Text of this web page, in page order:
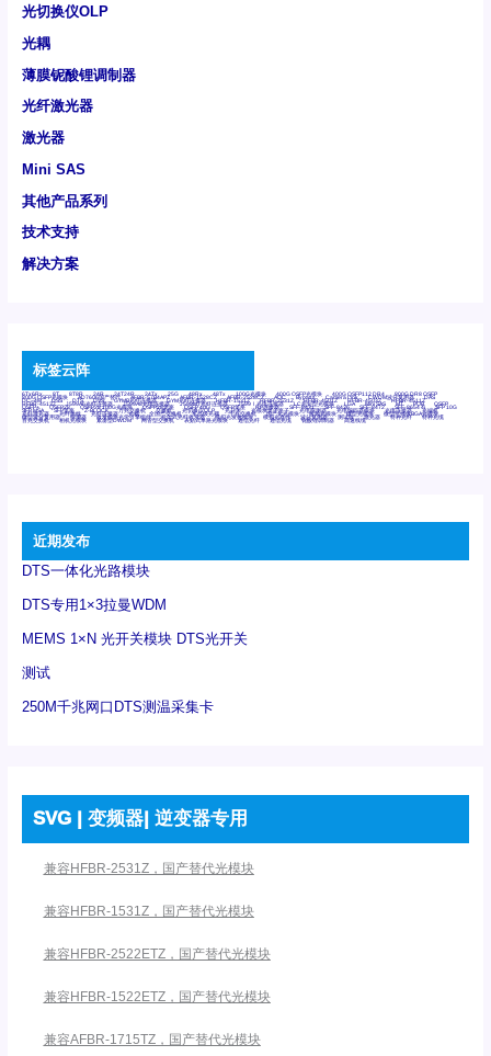
光切换仪OLP
光耦
薄膜铌酸锂调制器
光纤激光器
激光器
Mini SAS
其他产品系列
技术支持
解决方案
标签云阵
6Tx6Rx 8T 8T8R 24R 24T24R 24Tx 25G 48Rx 48Tx 100G光模块 400G OSFP光模块 400G QSFP112 DR4 800G DR8 OSFP
800G OSFP光模块 AD7606国产替代 AFBR-57B4APZ AFBR-1528CZ AFBR-2528CZ AOC Bypass Camera Link CWDM波分复用器 DAS
DC~4M DSS DTS DVS GYMB光纤连接器 GYM光纤连接器 HFBR-1531Z HFBR-2531Z HFBR-4501Z HFBR-4503Z HFBR-4511Z
HFBR-4513Z J599A6光纤连接器 J599A8光电连接器 J599MT光纤连接器 J599Ⅰ光电连接器 LC超短型光模块 LGA Mini SAS MT POB QSFP
QSFP+ QSFP28 QSFP28 100G光模块 QSFP28笼座 QSFP 40G QSFP笼座 RP连接器 SFF-8431 SFF-8436 SFF-8472 SFF-8654 4i SFP 10G
SFP MSA SFP笼座 Z-BLOCK 万兆交换机 交换机 光切换仪OLP 光开关 光模块笼子座子 光电探测器 光电编码器模块 光电连接器 光端机
光纤激光器 光纤跳线 光纤连接器 光耦 全国产交换机 军品级光耦 千兆交换机 国产化光模块 射频光模块 微型光模块 微型可插拔BGA光模块
微型波分复用器 探测器 收发模块光学引擎组件 机架式光纤收发器 模拟光发射模块 模拟光器件 波分复用器 测试版 激光器 特种光纤 特种光缆
百兆交换机 相机光模块 紧凑型DWDM 网管型交换机 表贴式单路光模块 通信光纤 通信光缆 铌酸锂调制器 高速线缆
近期发布
DTS一体化光路模块
DTS专用1×3拉曼WDM
MEMS 1×N 光开关模块 DTS光开关
测试
250M千兆网口DTS测温采集卡
SVG | 变频器| 逆变器专用
兼容HFBR-2531Z，国产替代光模块
兼容HFBR-1531Z，国产替代光模块
兼容HFBR-2522ETZ，国产替代光模块
兼容HFBR-1522ETZ，国产替代光模块
兼容AFBR-1715TZ，国产替代光模块